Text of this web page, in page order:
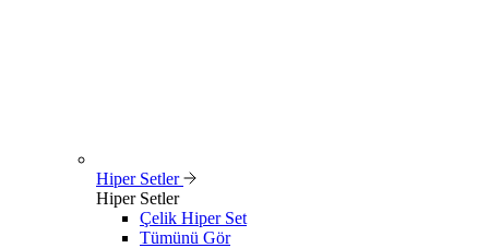
Hiper Setler
Hiper Setler
Çelik Hiper Set
Tümünü Gör